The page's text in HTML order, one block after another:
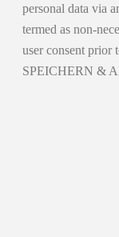
personal data via
termed as non-
user consent prior
SPEICHERN &